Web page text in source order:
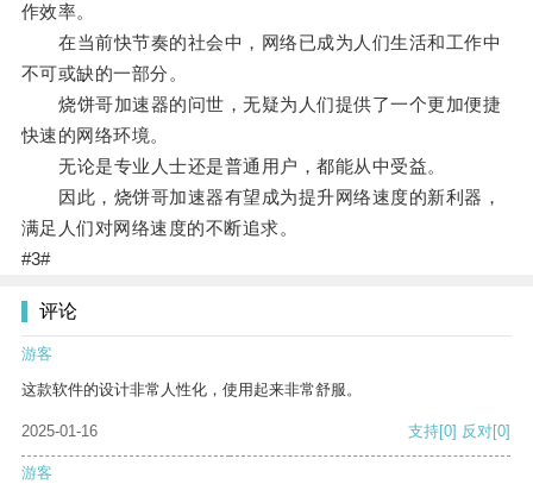
作效率。
在当前快节奏的社会中，网络已成为人们生活和工作中
不可或缺的一部分。
烧饼哥加速器的问世，无疑为人们提供了一个更加便捷
快速的网络环境。
无论是专业人士还是普通用户，都能从中受益。
因此，烧饼哥加速器有望成为提升网络速度的新利器，
满足人们对网络速度的不断追求。
#3#
评论
游客
这款软件的设计非常人性化，使用起来非常舒服。
2025-01-16 支持[0] 反对[0]
游客